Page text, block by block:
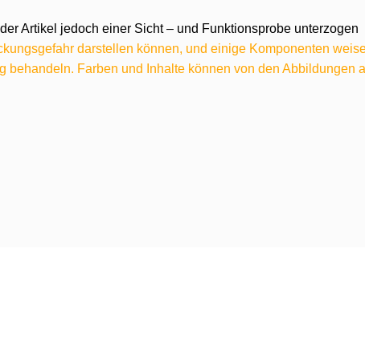
Artikel jedoch einer Sicht – und Funktionsprobe unterzogen
darstellen können, und einige Komponenten
Farben und Inhalte können von den Abbildungen